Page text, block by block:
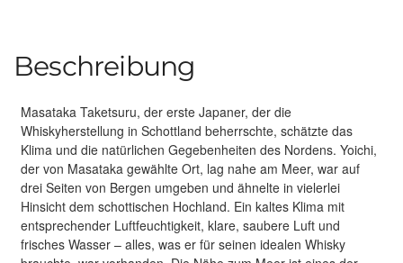
Beschreibung
Masataka Taketsuru, der erste Japaner, der die
Whiskyherstellung in Schottland beherrschte, schätzte das
Klima und die natürlichen Gegebenheiten des Nordens. Yoichi,
der von Masataka gewählte Ort, lag nahe am Meer, war auf
drei Seiten von Bergen umgeben und ähnelte in vielerlei
Hinsicht dem schottischen Hochland. Ein kaltes Klima mit
entsprechender Luftfeuchtigkeit, klare, saubere Luft und
frisches Wasser – alles, was er für seinen idealen Whisky